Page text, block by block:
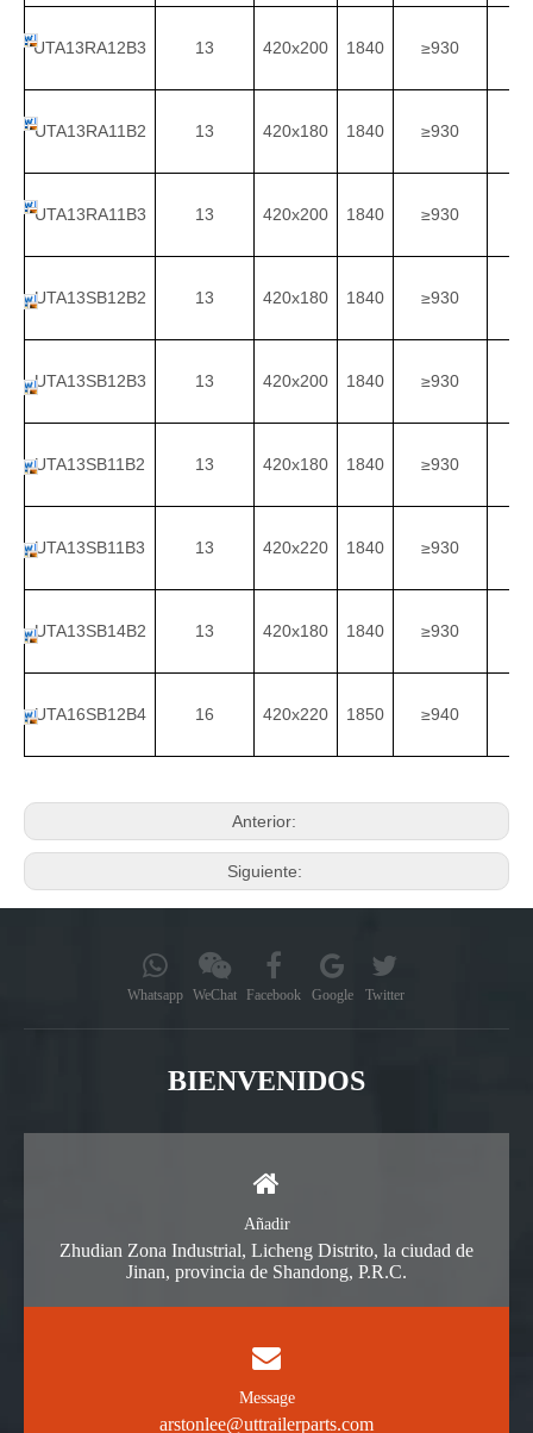
UTA13RA12B3 13 420x200 1840 ≥930
UTA13RA11B2 13 420x180 1840 ≥930
UTA13RA11B3 13 420x200 1840 ≥930
UTA13SB12B2 13 420x180 1840 ≥930
UTA13SB12B3 13 420x200 1840 ≥930
UTA13SB11B2 13 420x180 1840 ≥930
UTA13SB11B3 13 420x220 1840 ≥930
UTA13SB14B2 13 420x180 1840 ≥930
UTA16SB12B4 16 420x220 1850 ≥940
Anterior:
Siguiente:
Whatsapp WeChat Facebook Google Twitter
BIENVENIDOS
Añadir
Zhudian Zona Industrial, Licheng Distrito, la ciudad de
Jinan, provincia de Shandong, P.R.C.
Message
arstonlee@uttrailerparts.com